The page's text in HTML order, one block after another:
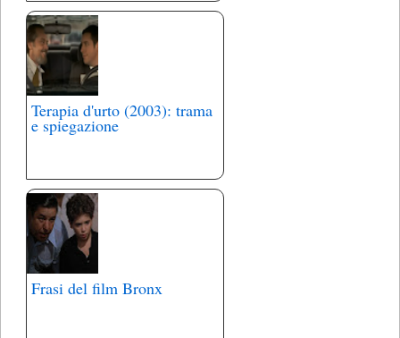
Terapia d'urto (2003): trama
e spiegazione
Frasi del film Bronx